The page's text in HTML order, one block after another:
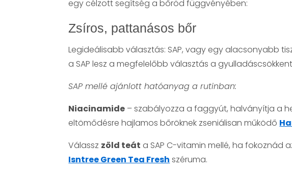
egy célzott segítség a bőröd függvényében:
Zsíros, pattanásos bőr
Legideálisabb választás: SAP, vagy egy alacsonyabb
a SAP lesz a megfelelőbb választás a
SAP mellé ajánlott hatóanyag a rutinban:
Niacinamide – szabályozza a faggyút, halványítja a
eltömődésre hajlamos bőröknek zseniálisan működő
Válassz zöld teát a SAP C-vitamin mellé, ha fokoznád
Isntree Green Tea Fresh széruma.